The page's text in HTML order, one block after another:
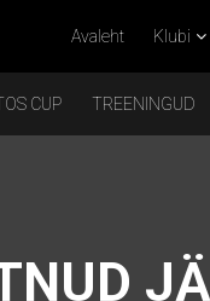
Avaleht Klubi
CUP TREENINGUD